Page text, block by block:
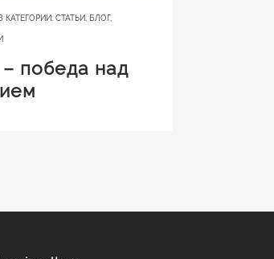
КАТЕГОРИИ: СТАТЬИ БЛОГ,
победа над